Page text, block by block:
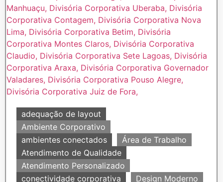
adequação de layout
Ambiente Corporativo
ambientes conectados
Área de Trabalho
Atendimento de Qualidade
Atendimento Personalizado
conectividade corporativa
Design Moderno